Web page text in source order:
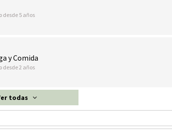
desde 5 años
y Comida
desde 2 años
todas